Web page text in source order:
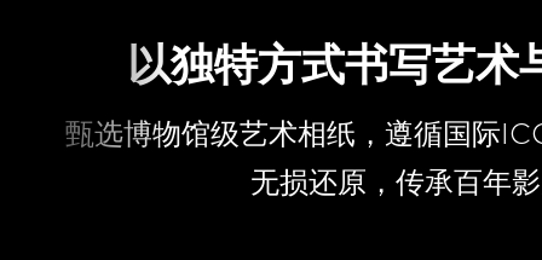
以独特方式书写艺术
甄选博物馆级艺术相纸，遵循国际
无损还原，传承百年